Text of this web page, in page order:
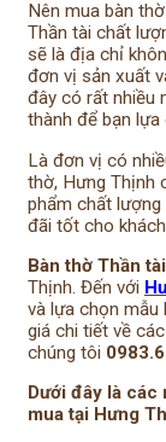
Nên mua bàn
Thần tài chất
sẽ là địa chỉ
đơn vị sản xuất
đây có rất nhiều
thành để bạn lựa
Là đơn vị có
thờ, Hưng Thịnh
phẩm chất lượng
đãi tốt cho khách
Bàn thờ Thần
Thịnh. Đến với
và lựa chọn mẫu
giá chi tiết về
chúng tôi
Dưới đây là các
mua tại Hưng